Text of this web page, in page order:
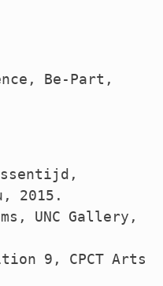
Be-Part,
2015.
UNC Gallery,
9, CPCT Arts